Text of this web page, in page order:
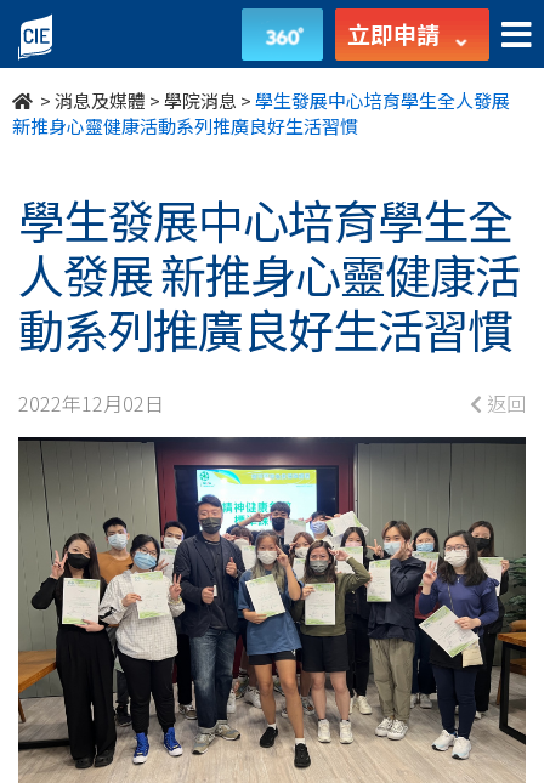
學
生
發
中
心
培
育
學
生
人
發
展
新
立即申請
>消息及媒體 >學院消息 >學生發展中心培育學生全人發展
新推身心靈健康活動系列推廣良好生活習慣
學生發展中心培育學生全
人發展 新推身心靈健康活
動系列推廣良好生活習慣
2022年12月02日 返回